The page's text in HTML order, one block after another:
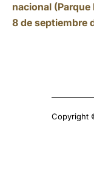
nacional
8 de septiembre
Copyright